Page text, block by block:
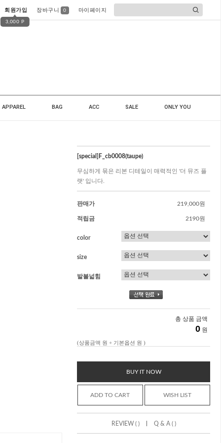
회원가입
3,000 P
장바구니 0 마이페이지
APPAREL BAG ACC SALE ONLY YOU
[special]F_cb0008(taupe)
무심하게 묶은 리본 디테일이 매력적인 '더 뮤즈 플
랫' 입니다.
판매가 219,000원
적립금 2190원
color
size
발볼넓힘
총 상품 금액
0 원
(상품금액 원 + 기본옵션 원 )
BUY IT NOW
ADD TO CART WISH LIST
REVIEW ( ) Q & A ( )